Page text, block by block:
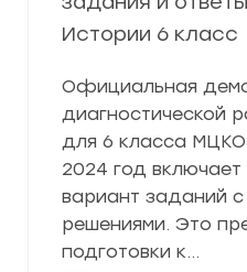
Истории 6 класс
Официальная
диагностической
для 6 класса
2024 год включает
вариант заданий с
решениями. Это
подготовки к…